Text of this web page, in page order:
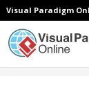
Visual Paradigm